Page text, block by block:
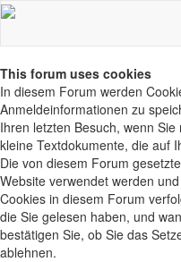
This forum uses cookies
In diesem Forum werden
Anmeldeinformationen zu
Ihren letzten Besuch, wenn
kleine Textdokumente, die auf
Die von diesem Forum
Website verwendet werden
Cookies in diesem Forum
die Sie gelesen haben, und
bestätigen Sie, ob Sie das
ablehnen.